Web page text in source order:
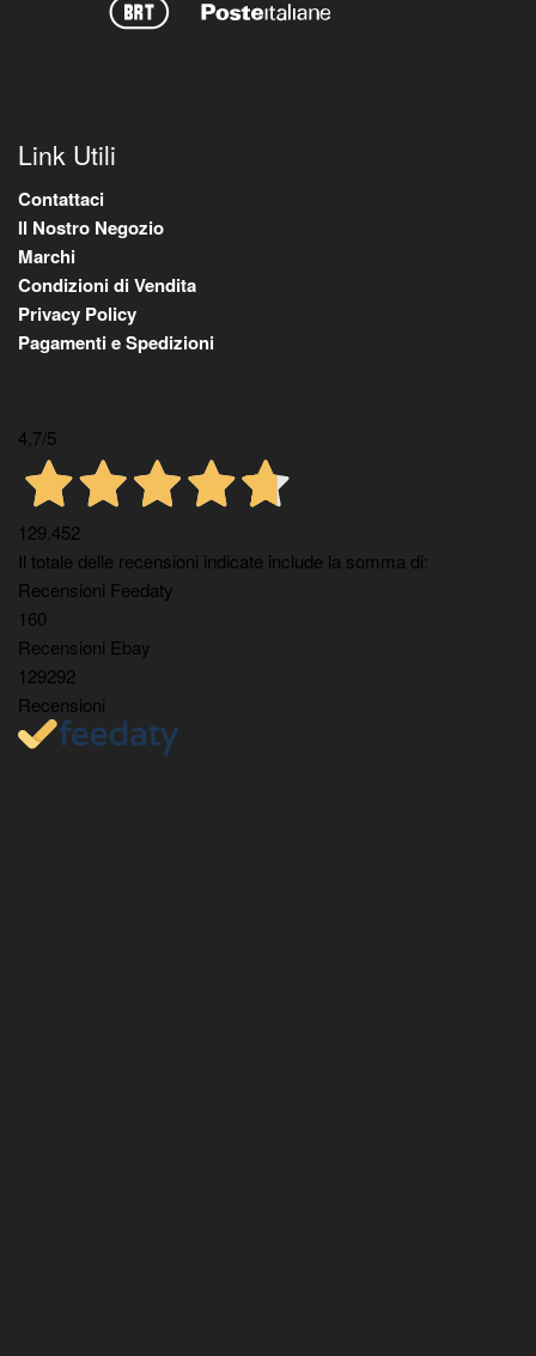
Link Utili
Contattaci
Il Nostro Negozio
Marchi
Condizioni di Vendita
Privacy Policy
Pagamenti e Spedizioni
4,7/5
129.452
Il totale delle recensioni indicate include la somma di:
Recensioni Feedaty
160
Recensioni Ebay
129292
Recensioni